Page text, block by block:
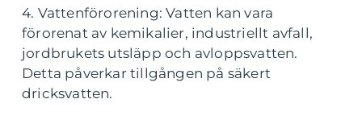
4. Vattenförorening: Vatten kan vara
förorenat av kemikalier, industriellt avfall,
jordbrukets utsläpp och avloppsvatten.
Detta påverkar tillgången på säkert
dricksvatten.